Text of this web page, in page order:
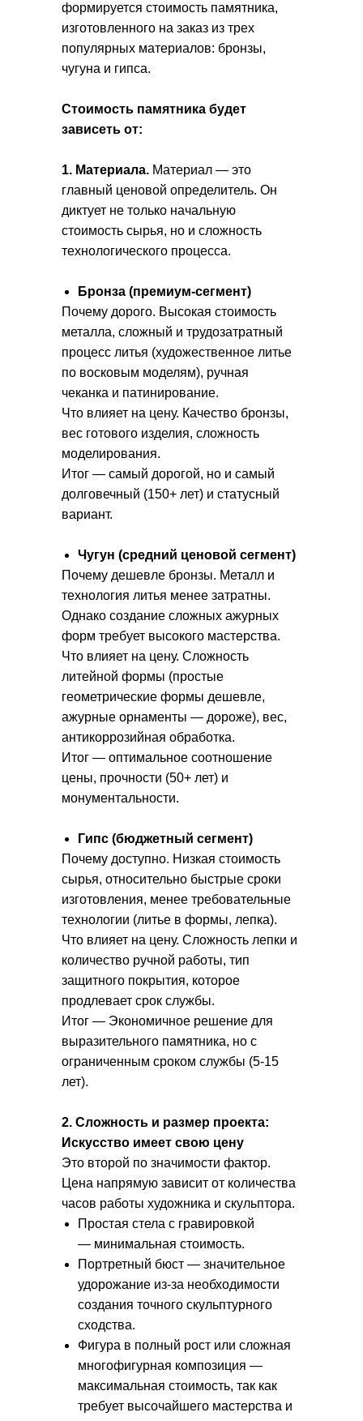
формируется стоимость памятника,
изготовленного на заказ из трех
популярных материалов: бронзы,
чугуна и гипса.
Стоимость памятника будет
зависеть от:
1. Материала. Материал — это
главный ценовой определитель. Он
диктует не только начальную
стоимость сырья, но и сложность
технологического процесса.
Бронза (премиум-сегмент)
Почему дорого. Высокая стоимость
металла, сложный и трудозатратный
процесс литья (художественное литье
по восковым моделям), ручная
чеканка и патинирование.
Что влияет на цену. Качество бронзы,
вес готового изделия, сложность
моделирования.
Итог — самый дорогой, но и самый
долговечный (150+ лет) и статусный
вариант.
Чугун (средний ценовой сегмент)
Почему дешевле бронзы. Металл и
технология литья менее затратны.
Однако создание сложных ажурных
форм требует высокого мастерства.
Что влияет на цену. Сложность
литейной формы (простые
геометрические формы дешевле,
ажурные орнаменты — дороже), вес,
антикоррозийная обработка.
Итог — оптимальное соотношение
цены, прочности (50+ лет) и
монументальности.
Гипс (бюджетный сегмент)
Почему доступно. Низкая стоимость
сырья, относительно быстрые сроки
изготовления, менее требовательные
технологии (литье в формы, лепка).
Что влияет на цену. Сложность лепки и
количество ручной работы, тип
защитного покрытия, которое
продлевает срок службы.
Итог — Экономичное решение для
выразительного памятника, но с
ограниченным сроком службы (5-15
лет).
2. Сложность и размер проекта:
Искусство имеет свою цену
Это второй по значимости фактор.
Цена напрямую зависит от количества
часов работы художника и скульптора.
Простая стела с гравировкой
— минимальная стоимость.
Портретный бюст — значительное
удорожание из-за необходимости
создания точного скульптурного
сходства.
Фигура в полный рост или сложная
многофигурная композиция —
максимальная стоимость, так как
требует высочайшего мастерства и